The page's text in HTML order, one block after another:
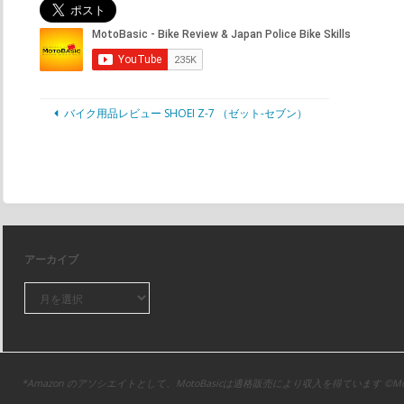
バイク用品レビュー SHOEI Z-7 （ゼット-セブン）
アーカイブ
*Amazon のアソシエイトとして、MotoBasicは適格販売により収入を得ています